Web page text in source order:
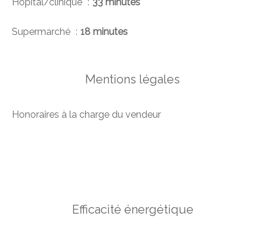
Supermarché 18 minutes
Mentions légales
Honoraires à la charge du vendeur
Efficacité énergétique